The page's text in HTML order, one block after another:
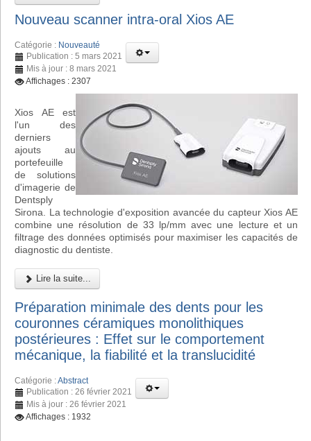
Nouveau scanner intra-oral Xios AE
Catégorie : Nouveauté
Publication : 5 mars 2021
Mis à jour : 8 mars 2021
Affichages : 2307
Xios AE est
l'un des
derniers
ajouts au
portefeuille
de solutions
d'imagerie de
Dentsply
Sirona. La technologie d'exposition avancée du capteur Xios AE
combine une résolution de 33 lp/mm avec une lecture et un
filtrage des données optimisés pour maximiser les capacités de
diagnostic du dentiste.
Lire la suite...
Préparation minimale des dents pour les
couronnes céramiques monolithiques
postérieures : Effet sur le comportement
mécanique, la fiabilité et la translucidité
Catégorie :Abstract
Publication : 26 février 2021
Mis à jour : 26 février 2021
Affichages : 1932